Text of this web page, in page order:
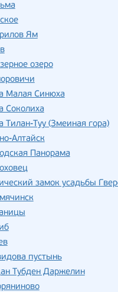
Ям
озеро
Малая Синюха
Соколиха
Тилан-Туу (Змеиная гора)
Алтайск
Панорама
замок усадьбы
пустынь
Тубден Даржелин